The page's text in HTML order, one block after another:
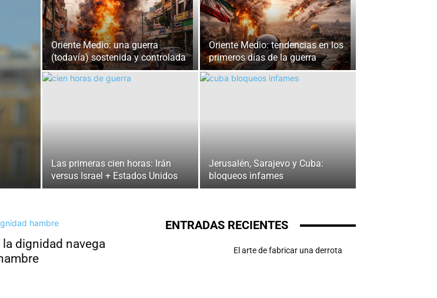
Oriente Medio: una guerra
(todavía) sostenida y controlada
Oriente Medio: tendencias en los
primeros días de la guerra
Las primeras cien horas: Irán
versus Israel + Estados Unidos
Jerusalén, Sarajevo y Cuba:
bloqueos infames
la dignidad navega
ENTRADAS RECIENTES
El arte de fabricar una derrota